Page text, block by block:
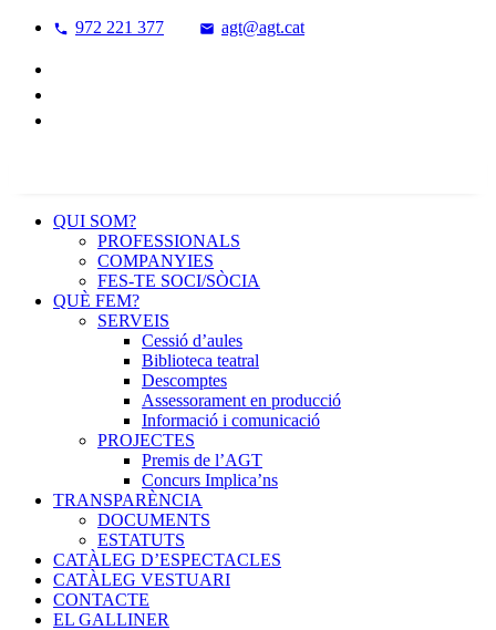
972 221 377 agt@agt.cat
QUI SOM?
PROFESSIONALS
COMPANYIES
FES-TE SOCI/SÒCIA
QUÈ FEM?
SERVEIS
Cessió d’aules
Biblioteca teatral
Descomptes
Assessorament en producció
Informació i comunicació
PROJECTES
Premis de l’AGT
Concurs Implica’ns
TRANSPARÈNCIA
DOCUMENTS
ESTATUTS
CATÀLEG D’ESPECTACLES
CATÀLEG VESTUARI
CONTACTE
EL GALLINER